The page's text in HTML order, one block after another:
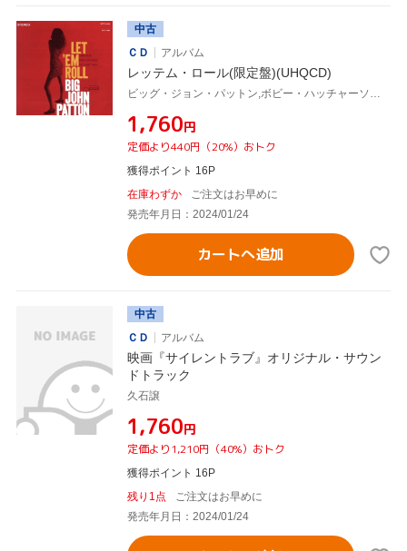
中古
ＣＤ
アルバム
レッテム・ロール(限定盤)(UHQCD)
ビッグ・ジョン・パットン,ボビー・ハッチャーソン,グラント・グリーン,オーティス・フィンチ
¥1,760円
定価より440円（20%）おトク
獲得ポイント 16P
在庫わずか
ご注文はお早めに
発売年月日：2024/01/24
カートへ追加
中古
ＣＤ
アルバム
映画『サイレントラブ』オリジナル・サウン
ドトラック
久石譲
¥1,760円
定価より1,210円（40%）おトク
獲得ポイント 16P
残り1点
ご注文はお早めに
発売年月日：2024/01/24